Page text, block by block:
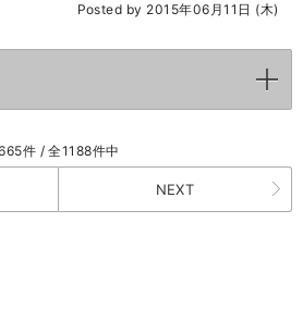
Posted by 2015年06月11日 (木)
件 / 全1188件中
NEXT